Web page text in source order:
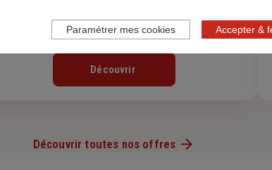
Assurance Habitation
Découvrir
Découvrir toutes nos offres
Accepter &
Paramétrer mes cookies